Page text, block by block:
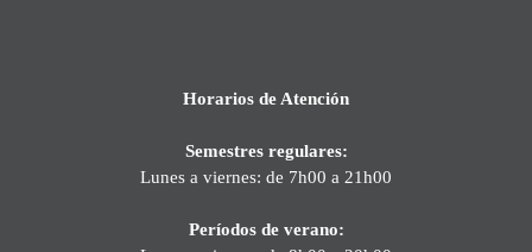
Horarios de Atención
Semestres regulares:
Lunes a viernes: de 7h00 a 21h00
Períodos de verano: